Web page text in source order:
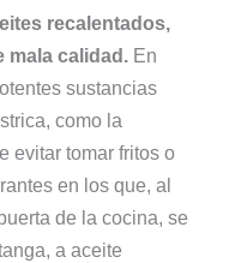
recalentados,
mala calidad. En
sustancias
como la
evitar tomar fritos o
en los que, al
de la cocina, se
a aceite